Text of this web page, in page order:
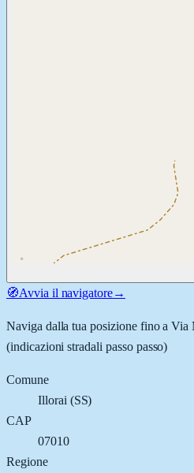
🧭Avvia il navigatore→
Naviga dalla tua posizione fino aVia
(indicazioni stradali passo passo)
Comune
Illorai (SS)
CAP
07010
Regione